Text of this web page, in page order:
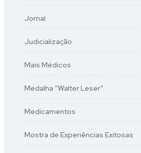
Jornal
Judicialização
Mais Médicos
Medalha “Walter Leser”
Medicamentos
Mostra de Experiências Exitosas